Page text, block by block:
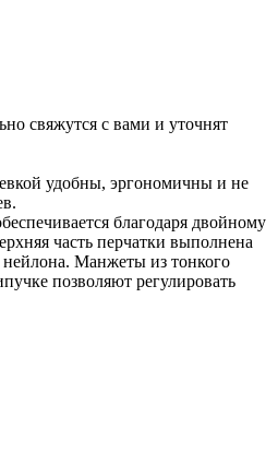
свяжутся с вами и уточнят
удобны, эргономичны и не
благодаря двойному
часть перчатки выполнена
Манжеты из тонкого
позволяют регулировать